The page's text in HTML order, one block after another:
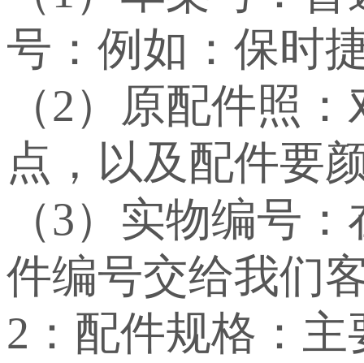
号：例如：保时
（2）原配件照
点，以及配件要
（3）实物编号
件编号交给我们
2：配件规格：